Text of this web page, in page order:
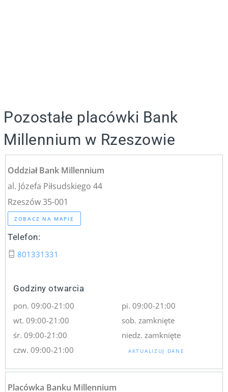
Pozostałe placówki Bank
Millennium w Rzeszowie
Oddział Bank Millennium
al. Józefa Piłsudskiego 44
Rzeszów 35-001
ZOBACZ NA MAPIE
Telefon:
801331331
Godziny otwarcia
pon. 09:00-21:00
wt. 09:00-21:00
śr. 09:00-21:00
czw. 09:00-21:00
pi. 09:00-21:00
sob. zamknięte
niedz. zamknięte
AKTUALIZUJ DANE
Placówka Banku Millennium